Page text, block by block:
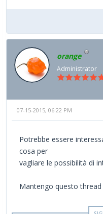
orange
Administrator
07-15-2015, 06:22 PM
Potrebbe essere
cosa per
vagliare le possibilità di
Mantengo questo